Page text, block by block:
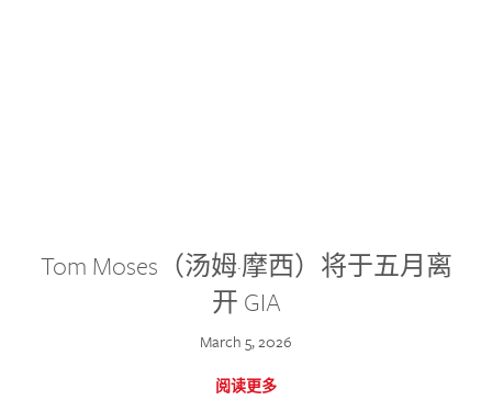
Tom Moses（汤姆·摩西）将于五月离
开 GIA
March 5, 2026
阅读更多